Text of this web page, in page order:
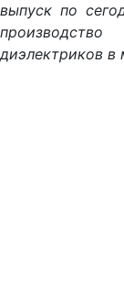
выпуск по
диэлектриков в